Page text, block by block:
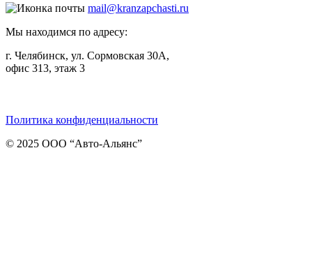
mail@kranzapchasti.ru
Мы находимся по адресу:
г. Челябинск, ул. Сормовская 30А,
офис 313, этаж 3
Политика конфиденциальности
© 2025 ООО “Авто-Альянс”